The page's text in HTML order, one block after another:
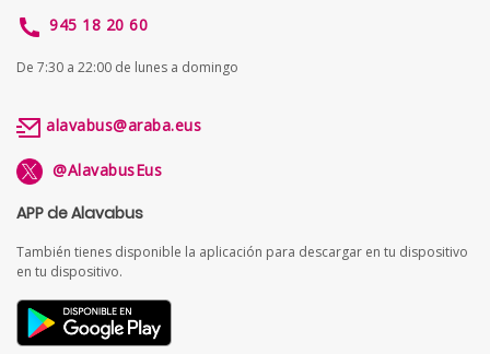
945 18 20 60
De 7:30 a 22:00 de lunes a domingo
alavabus@araba.eus
@AlavabusEus
APP de Alavabus
También tienes disponible la aplicación para descargar en tu dispositivo
en tu dispositivo.